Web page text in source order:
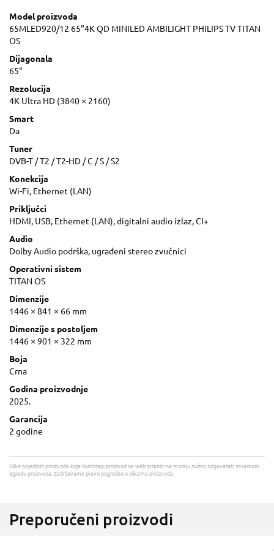
Model proizvoda
65MLED920/12 65"4K QD MINILED AMBILIGHT PHILIPS TV TITAN
OS
Dijagonala
65"
Rezolucija
4K Ultra HD (3840 × 2160)
Smart
Da
Tuner
DVB-T / T2 / T2-HD / C / S / S2
Konekcija
Wi-Fi, Ethernet (LAN)
Priključci
HDMI, USB, Ethernet (LAN), digitalni audio izlaz, CI+
Audio
Dolby Audio podrška, ugrađeni stereo zvučnici
Operativni sistem
TITAN OS
Dimenzije
1446 × 841 × 66 mm
Dimenzije s postoljem
1446 × 901 × 322 mm
Boja
Crna
Godina proizvodnje
2025.
Garancija
2 godine
Slike pojedinih proizvoda koje ilustriraju proizvod na web stranici ne moraju nužno odgovarati stvarnom
izgledu proizvoda. Zadržavamo pravo pogreške u slikama proizvoda.
Preporučeni proizvodi